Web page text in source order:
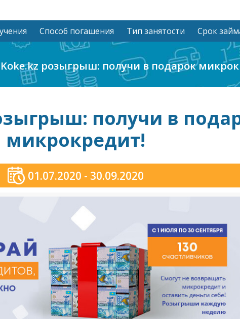
Способ погашения Тип занятости Срок
розыгрыш: получи в подарок
получи в
микрокредит!
01.07.2020 - 30.09.2020